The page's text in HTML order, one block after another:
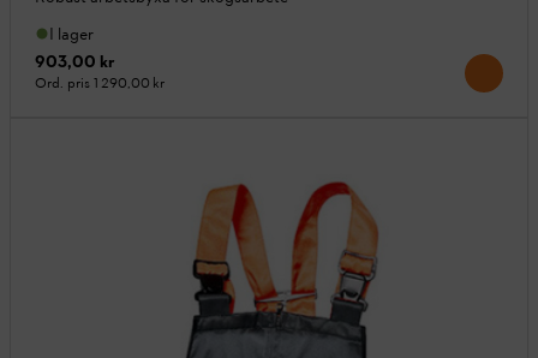
I lager
903,00 kr
Ord. pris 1 290,00 kr